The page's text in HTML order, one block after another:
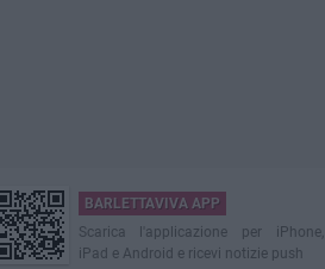
BARLETTAVIVA APP
Scarica l'applicazione per iPhone,
iPad e Android e ricevi notizie push